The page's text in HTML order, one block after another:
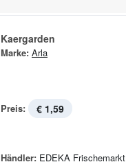
Kaergarden
Marke: Arla
Preis: € 1,59
Händler: EDEKA Frischemarkt